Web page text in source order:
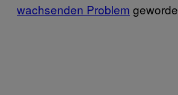
wachsenden Problem